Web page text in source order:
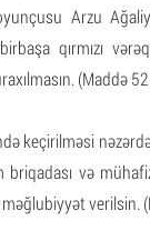
Arzu
qırmızı
(Maddə
keçirilməsi
və
verilsin.